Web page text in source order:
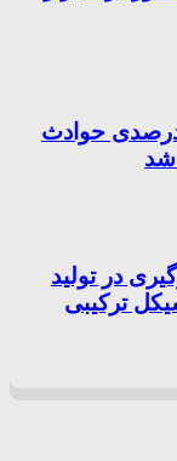
سازی منجر به کاهش ۳۸ درصدی حوادث
شد
در تولید
ترکیبی